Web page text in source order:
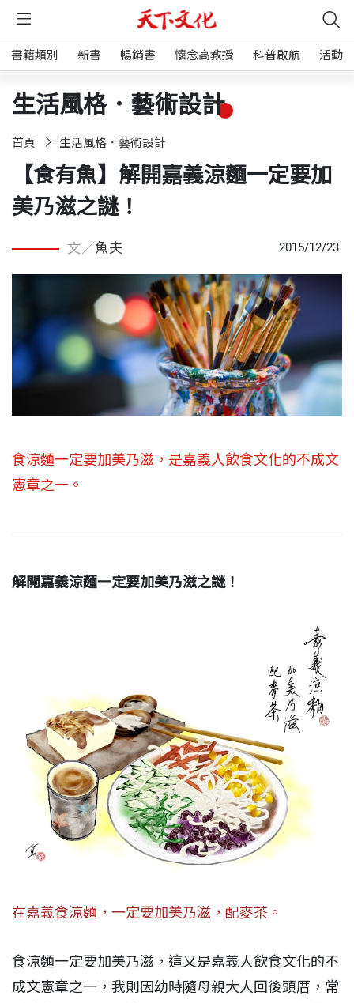
書籍類別 新書 暢銷書 懷念高教授 科普啟航 活動
生活風格．藝術設計
首頁 生活風格．藝術設計
【食有魚】解開嘉義涼麵一定要加
美乃滋之謎！
文／魚夫 2015/12/23
食涼麵一定要加美乃滋，是嘉義人飲食文化的不成文
憲章之一。
解開嘉義涼麵一定要加美乃滋之謎！
在嘉義食涼麵，一定要加美乃滋，配麥茶。
食涼麵一定要加美乃滋，這又是嘉義人飲食文化的不
成文憲章之一，我則因幼時隨母親大人回後頭厝，常